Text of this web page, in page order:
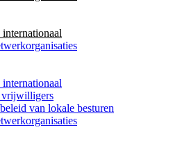
internationaal
internationaal
vrijwilligers
van lokale besturen